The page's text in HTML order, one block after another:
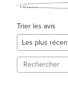
1étoile
Trier les avis